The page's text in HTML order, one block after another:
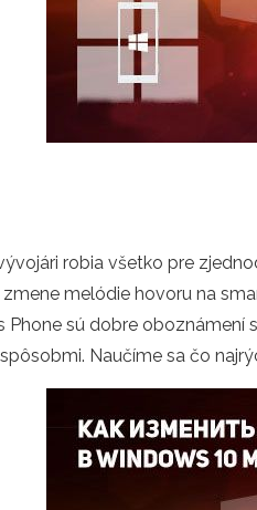
robia všetko pre
melódie hovoru na
sú dobre oboznámení
Naučíme sa čo